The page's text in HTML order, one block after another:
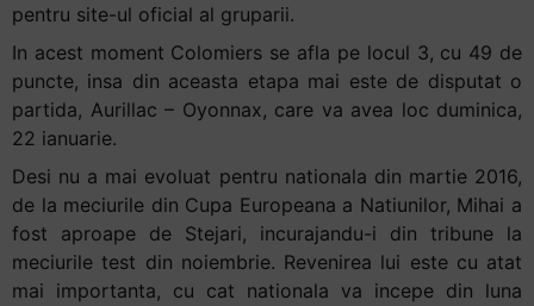
pentru site-ul oficial al gruparii.
In acest moment Colomiers se afla pe locul 3, cu 49 de
puncte, insa din aceasta etapa mai este de disputat o
partida, Aurillac – Oyonnax, care va avea loc duminica,
22 ianuarie.
Desi nu a mai evoluat pentru nationala din martie 2016,
de la meciurile din Cupa Europeana a Natiunilor, Mihai a
fost aproape de Stejari, incurajandu-i din tribune la
meciurile test din noiembrie. Revenirea lui este cu atat
mai importanta, cu cat nationala va incepe din luna